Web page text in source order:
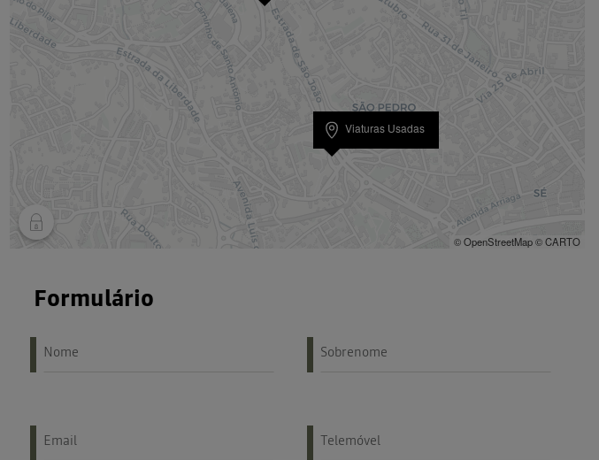
Viaturas Usadas
© OpenStreetMap © CARTO
Formulário
Nome Sobrenome
Email Telemóvel